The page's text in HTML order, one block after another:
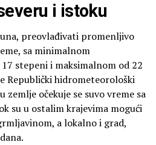
i istoku
preovlađivati promenljivo
sa minimalnom
stepeni i maksimalnom od 22
Republički hidrometeorološki
zemlje očekuje se suvo vreme sa
su u ostalim krajevima mogući
a lokalno i grad,